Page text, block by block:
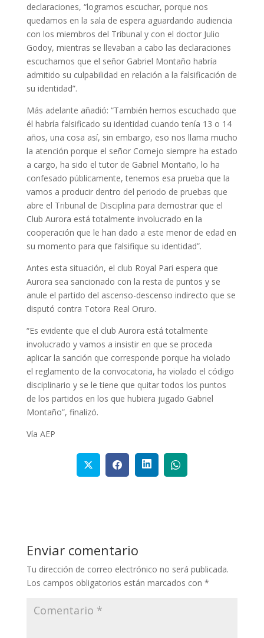
declaraciones, “logramos escuchar, porque nos
quedamos en la sala de espera aguardando audiencia
con los miembros del Tribunal y con el doctor Julio
Godoy, mientras se llevaban a cabo las declaraciones
escuchamos que el señor Gabriel Montaño habría
admitido su culpabilidad en relación a la falsificación de
su identidad”.
Más adelante añadió: “También hemos escuchado que
él habría falsificado su identidad cuando tenía 13 o 14
años, una cosa así, sin embargo, eso nos llama mucho
la atención porque el señor Cornejo siempre ha estado
a cargo, ha sido el tutor de Gabriel Montaño, lo ha
confesado públicamente, tenemos esa prueba que la
vamos a producir dentro del periodo de pruebas que
abre el Tribunal de Disciplina para demostrar que el
Club Aurora está totalmente involucrado en la
cooperación que le han dado a este menor de edad en
su momento para que falsifique su identidad”.
Antes esta situación, el club Royal Pari espera que
Aurora sea sancionado con la resta de puntos y se
anule el partido del ascenso-descenso indirecto que se
disputó contra Totora Real Oruro.
“Es evidente que el club Aurora está totalmente
involucrado y vamos a insistir en que se proceda
aplicar la sanción que corresponde porque ha violado
el reglamento de la convocatoria, ha violado el código
disciplinario y se le tiene que quitar todos los puntos
de los partidos en los que hubiera jugado Gabriel
Montaño”, finalizó.
Vía AEP
Enviar comentario
Tu dirección de correo electrónico no será publicada.
Los campos obligatorios están marcados con *